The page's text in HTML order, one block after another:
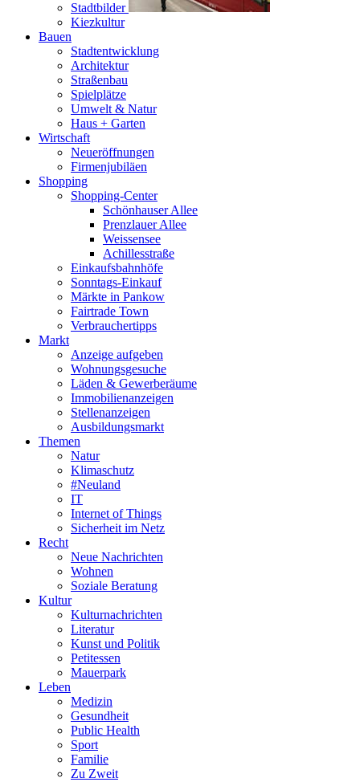
Stadtbilder
Kiezkultur
Bauen
Stadtentwicklung
Architektur
Straßenbau
Spielplätze
Umwelt & Natur
Haus + Garten
Wirtschaft
Neueröffnungen
Firmenjubiläen
Shopping
Shopping-Center
Schönhauser Allee
Prenzlauer Allee
Weissensee
Achillesstraße
Einkaufsbahnhöfe
Sonntags-Einkauf
Märkte in Pankow
Fairtrade Town
Verbrauchertipps
Markt
Anzeige aufgeben
Wohnungsgesuche
Läden & Gewerberäume
Immobilienanzeigen
Stellenanzeigen
Ausbildungsmarkt
Themen
Natur
Klimaschutz
#Neuland
IT
Internet of Things
Sicherheit im Netz
Recht
Neue Nachrichten
Wohnen
Soziale Beratung
Kultur
Kulturnachrichten
Literatur
Kunst und Politik
Petitessen
Mauerpark
Leben
Medizin
Gesundheit
Public Health
Sport
Familie
Zu Zweit